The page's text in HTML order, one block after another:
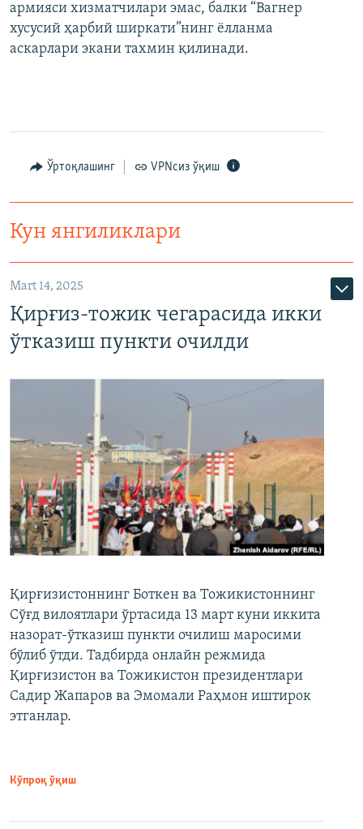
армияси хизматчилари эмас, балки “Вагнер
хусусий ҳарбий ширкати”нинг ёлланма
аскарлари экани тахмин қилинади.
Ўртоқлашинг VPNсиз ўқиш
Кун янгиликлари
Mart 14, 2025
Қирғиз-тожик чегарасида икки
ўтказиш пункти очилди
Қирғизистоннинг Боткен ва Тожикистоннинг
Сўғд вилоятлари ўртасида 13 март куни иккита
назорат-ўтказиш пункти очилиш маросими
бўлиб ўтди. Тадбирда онлайн режмида
Қирғизистон ва Тожикистон президентлари
Садир Жапаров ва Эмомали Раҳмон иштирок
этганлар.
Кўпроқ ўқиш